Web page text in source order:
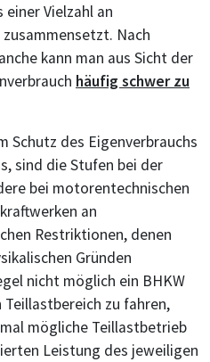
einer Vielzahl an
Nach
kann man aus Sicht der
häufig schwer zu
Schutz des Eigenverbrauchs
sind die Stufen bei der
bei motorentechnischen
an
Restriktionen, denen
Gründen
nicht möglich ein BHKW
zu fahren,
mögliche Teillastbetrieb
Leistung des jeweiligen